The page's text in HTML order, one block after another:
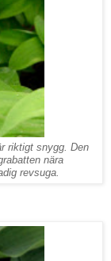
riktigt snygg. Den
nära
revsuga.